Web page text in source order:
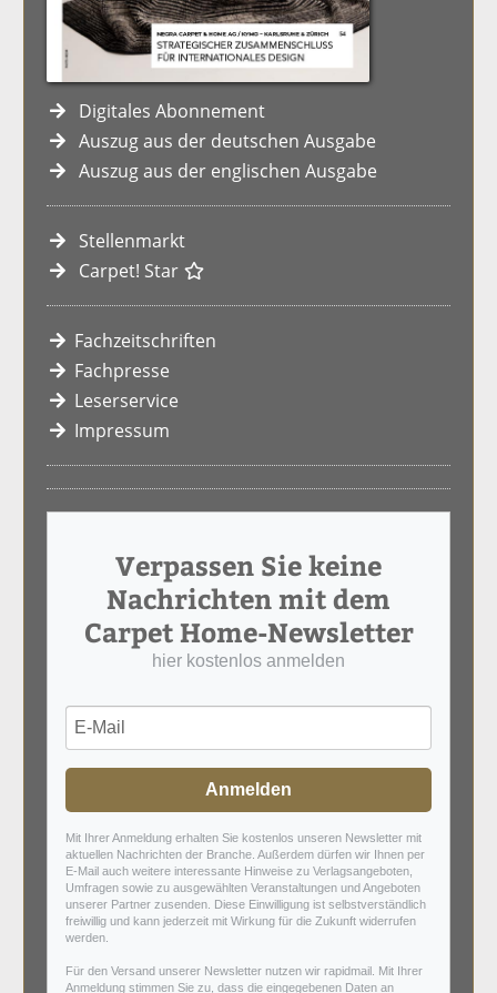
Digitales Abonnement
Auszug aus der deutschen Ausgabe
Auszug aus der englischen Ausgabe
Stellenmarkt
Carpet! Star
Fachzeitschriften
Fachpresse
Leserservice
Impressum
Verpassen Sie keine
Nachrichten mit dem
Carpet Home-Newsletter
hier kostenlos anmelden
Anmelden
Mit Ihrer Anmeldung erhalten Sie kostenlos unseren Newsletter mit
aktuellen Nachrichten der Branche. Außerdem dürfen wir Ihnen per
E-Mail auch weitere interessante Hinweise zu Verlagsangeboten,
Umfragen sowie zu ausgewählten Veranstaltungen und Angeboten
unserer Partner zusenden. Diese Einwilligung ist selbstverständlich
freiwillig und kann jederzeit mit Wirkung für die Zukunft widerrufen
werden.
Für den Versand unserer Newsletter nutzen wir rapidmail. Mit Ihrer
Anmeldung stimmen Sie zu, dass die eingegebenen Daten an